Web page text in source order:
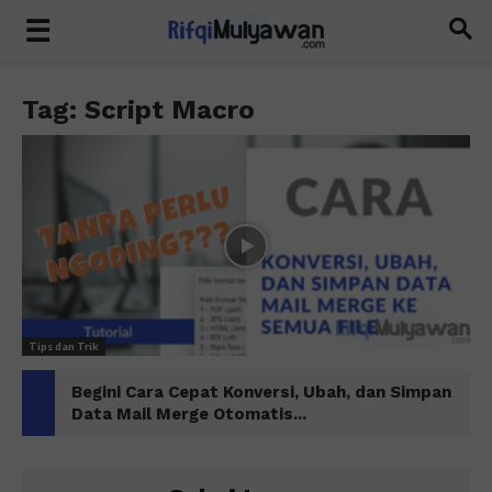
Tag: Script Macro
Tips dan Trik
Begini Cara Cepat Konversi, Ubah, dan Simpan
Data Mail Merge Otomatis...